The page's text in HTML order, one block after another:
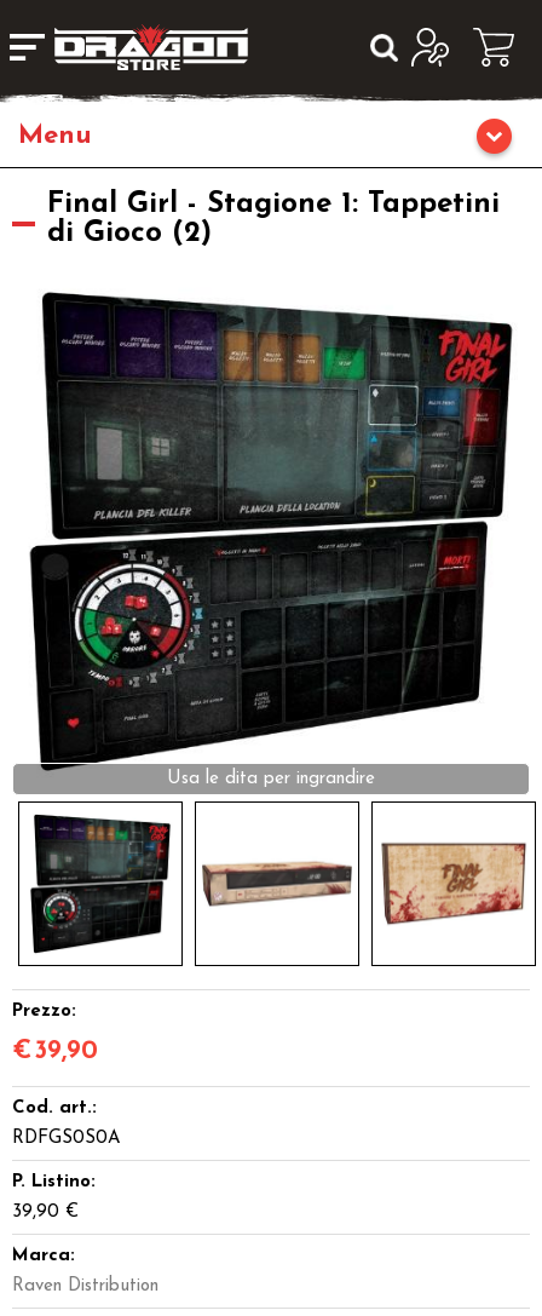
Giochi da Tavolo
Librigame
Fumetti & Romanzi
Giochi di Carte Collezionabili
Miniature
Dadi
Accessori
Giocattoli e Gadget
Offerte del Dragone
Final Girl - Stagione 1: Tappetini
di Gioco (2)
Prezzo:
€39,90
Cod. art.:
RDFGS0S0A
P. Listino:
39,90 €
Marca:
Raven Distribution